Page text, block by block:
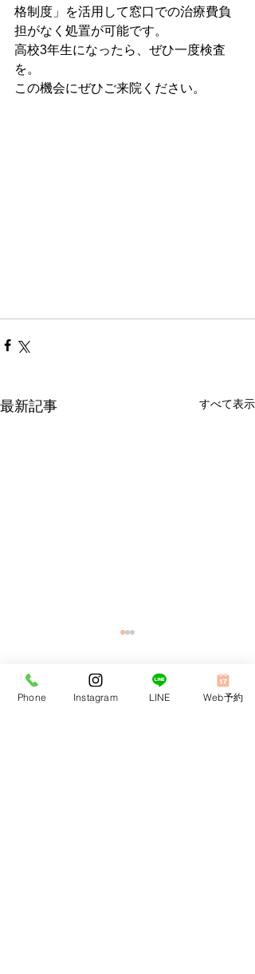
格制度」を活用して窓口での治療費負
担がなく処置が可能です。
高校3年生になったら、ぜひ一度検査
を。
この機会にぜひご来院ください。
最新記事 すべて表示
コメント
Phone Instagram LINE Web予約